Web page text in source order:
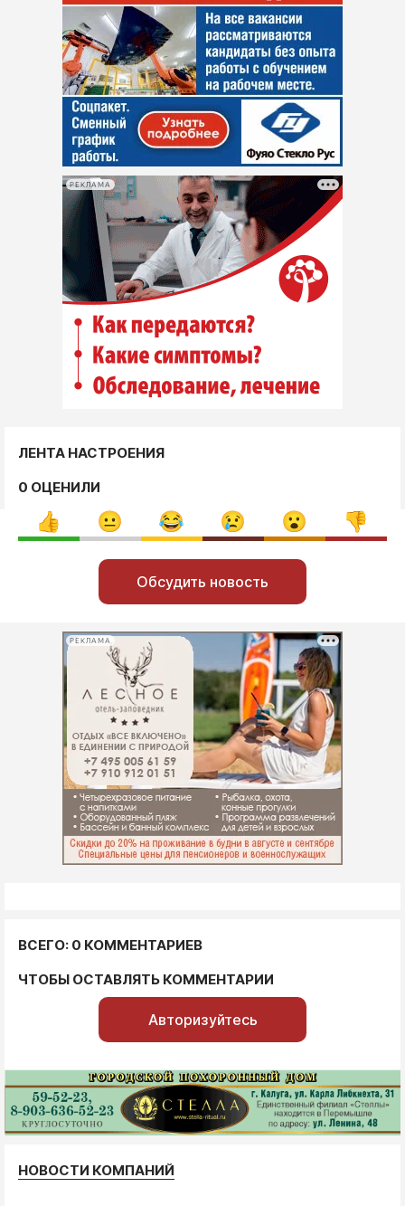
РЕКЛАМА
ЛЕНТА НАСТРОЕНИЯ
0 ОЦЕНИЛИ
Обсудить новость
РЕКЛАМА
ВСЕГО: 0 КОММЕНТАРИЕВ
ЧТОБЫ ОСТАВЛЯТЬ КОММЕНТАРИИ
Авторизуйтесь
НОВОСТИ КОМПАНИЙ